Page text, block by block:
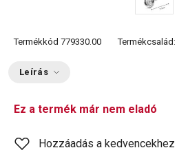
Termékkód 779330.00 Termékcsalád:
Leírás
Ez a termék már nem eladó
Hozzáadás a kedvencekhez